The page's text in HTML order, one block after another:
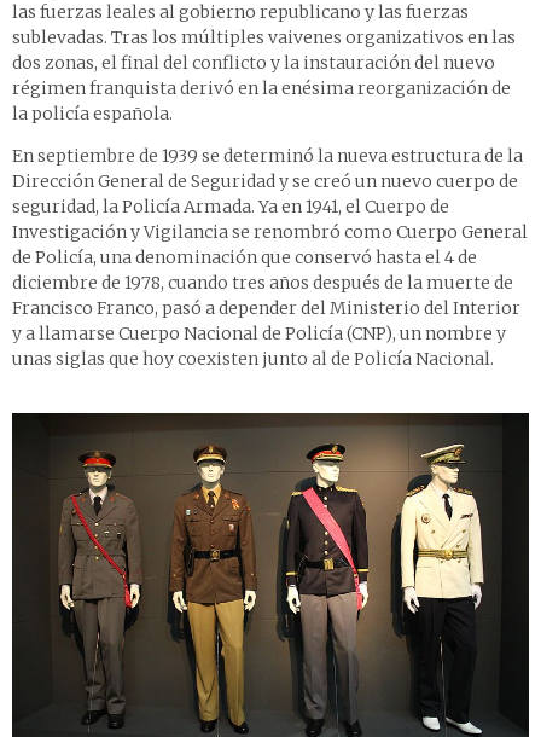
las fuerzas leales al gobierno republicano y las fuerzas
sublevadas. Tras los múltiples vaivenes organizativos en las
dos zonas, el final del conflicto y la instauración del nuevo
régimen franquista derivó en la enésima reorganización de
la policía española.
En septiembre de 1939 se determinó la nueva estructura de la
Dirección General de Seguridad y se creó un nuevo cuerpo de
seguridad, la Policía Armada. Ya en 1941, el Cuerpo de
Investigación y Vigilancia se renombró como Cuerpo General
de Policía, una denominación que conservó hasta el 4 de
diciembre de 1978, cuando tres años después de la muerte de
Francisco Franco, pasó a depender del Ministerio del Interior
y a llamarse Cuerpo Nacional de Policía (CNP), un nombre y
unas siglas que hoy coexisten junto al de Policía Nacional.